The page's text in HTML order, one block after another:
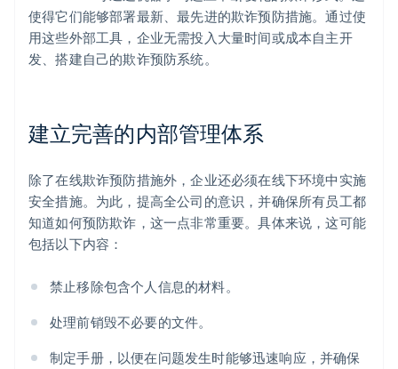
使得它们能够部署最新、最先进的欺诈预防措施。通过使
用这些外部工具，企业无需投入大量时间或成本自主开
发、搭建自己的欺诈预防系统。
建立完善的内部管理体系
除了在线欺诈预防措施外，企业还必须在线下环境中实施
安全措施。为此，提高全公司的意识，并确保所有员工都
知道如何预防欺诈，这一点非常重要。具体来说，这可能
包括以下内容：
禁止移除包含个人信息的材料。
处理前销毁不必要的文件。
制定手册，以便在问题发生时能够迅速响应，并确保